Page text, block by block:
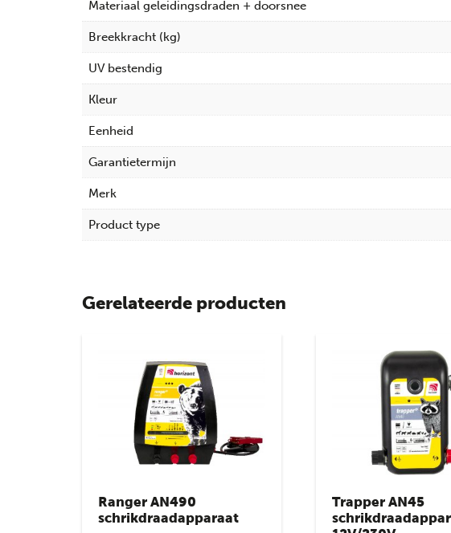
Materiaal geleidingsdraden + doorsnee
Breekkracht (kg)
UV bestendig
Kleur
Eenheid
Garantietermijn
Merk
Product type
Gerelateerde producten
Ranger AN490
schrikdraadapparaat
Trapper AN45